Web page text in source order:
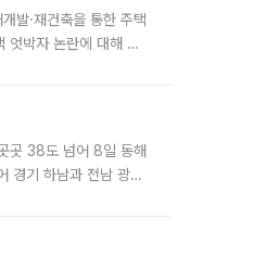
발·재건축을 통한 주택
엇박자 논란에 대해 정
곳 38도 넘어 8일 동해
경기 하남과 전남 광양